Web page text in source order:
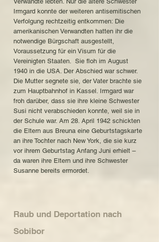
Irmgard konnte der weiteren antisemitischen
Verfolgung rechtzeitig entkommen: Die
amerikanischen Verwandten hatten ihr die
notwendige Bürgschaft ausgestellt,
Voraussetzung für ein Visum für die
Vereinigten Staaten. Sie floh im August
1940 in die USA. Der Abschied war schwer.
Die Mutter segnete sie, der Vater brachte sie
zum Hauptbahnhof in Kassel. Irmgard war
froh darüber, dass sie ihre kleine Schwester
Susi nicht verabschieden konnte, weil sie in
der Schule war. Am 28. April 1942 schickten
die Eltern aus Breuna eine Geburtstagskarte
an ihre Tochter nach New York, die sie kurz
vor ihrem Geburtstag Anfang Juni erhielt –
da waren ihre Eltern und ihre Schwester
Susanne bereits ermordet.
Raub und Deportation nach
Sobibor